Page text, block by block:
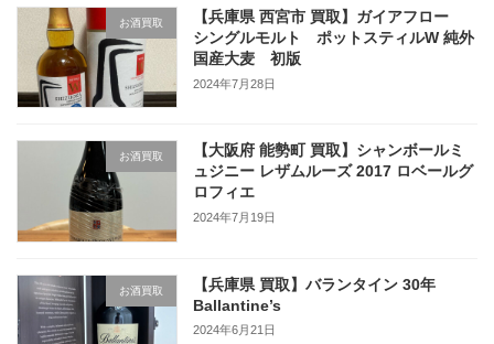
お酒買取
【兵庫県 西宮市 買取】ガイアフロー
シングルモルト ポットスティルW 純外
国産大麦 初版
2024年7月28日
お酒買取
【大阪府 能勢町 買取】シャンボールミ
ュジニー レザムルーズ 2017 ロベールグ
ロフィエ
2024年7月19日
お酒買取
【兵庫県 買取】バランタイン 30年
Ballantine’s
2024年6月21日